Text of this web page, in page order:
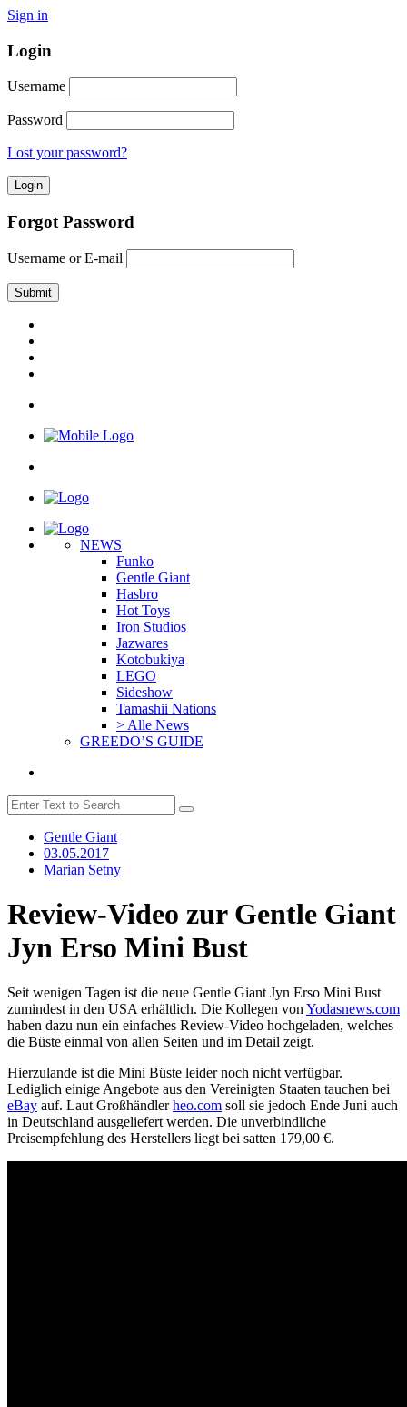
Sign in
Login
Username
Password
Lost your password?
Forgot Password
Username or E-mail
NEWS
Funko
Gentle Giant
Hasbro
Hot Toys
Iron Studios
Jazwares
Kotobukiya
LEGO
Sideshow
Tamashii Nations
> Alle News
GREEDO’S GUIDE
Gentle Giant
03.05.2017
Marian Setny
Review-Video zur Gentle Giant
Jyn Erso Mini Bust
Seit wenigen Tagen ist die neue Gentle Giant Jyn Erso Mini Bust
zumindest in den USA erhältlich. Die Kollegen von Yodasnews.com
haben dazu nun ein einfaches Review-Video hochgeladen, welches
die Büste einmal von allen Seiten und im Detail zeigt.
Hierzulande ist die Mini Büste leider noch nicht verfügbar.
Lediglich einige Angebote aus den Vereinigten Staaten tauchen bei
eBay auf. Laut Großhändlerheo.com soll sie jedoch Ende Juni auch
in Deutschland ausgeliefert werden. Die unverbindliche
Preisempfehlung des Herstellers liegt bei satten 179,00 €.